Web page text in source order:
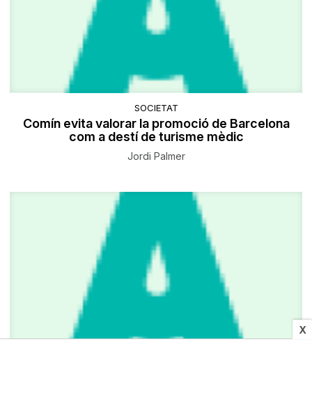
X
SOCIETAT
Comín evita valorar la promoció de Barcelona
com a destí de turisme mèdic
Jordi Palmer